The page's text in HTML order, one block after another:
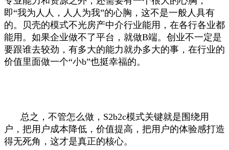
即“我为人人，人人为我”的心胸，这不是一般人具有
的。贝壳的模式不光房产中介行业能用，在各行各业都
能用。如果企业做不了平台，就做B端。创业不一定是
要跟谁去较劲，有多大的能力就办多大的事，在行业的
价值里面做一个“小b”也挺幸福的。
总之，不管怎么做，S2b2c模式关键就是围绕用
户，把用户成本降低，价值提高，把用户的体验感打造
得无死角，这才是真正的核心。